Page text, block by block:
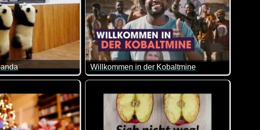
in die Augen, weil es einfach schön ist.
Spaß, diesem kleinen Panda-Bären zuzuschauen. Diese Tiere sind
Willkommen in der Kobaltmine
Einblicke in eine kongolesische Kobaltmine.